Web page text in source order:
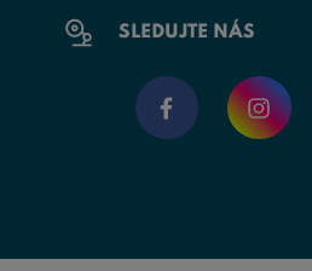
SLEDUJTE NÁS